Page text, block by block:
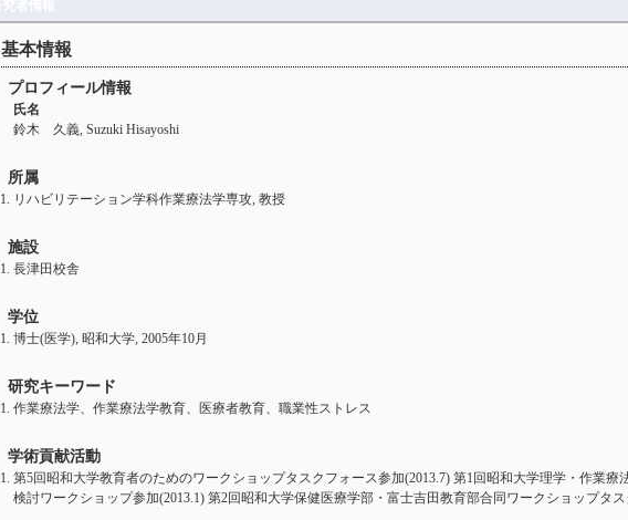
基本情報
プロフィール情報
氏名
鈴木 久義, Suzuki Hisayoshi
所属
リハビリテーション学科作業療法学専攻, 教授
施設
長津田校舎
学位
博士(医学), 昭和大学, 2005年10月
研究キーワード
作業療法学、作業療法学教育、医療者教育、職業性ストレス
学術貢献活動
第5回昭和大学教育者のためのワークショップタスクフォース参加(2013.7) 第1回昭和大学理学・作業療
検討ワークショップ参加(2013.1) 第2回昭和大学保健医療学部・富士吉田教育部合同ワークショップタ